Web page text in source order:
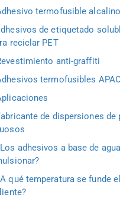
termofusible
de etiquetado
reciclar PET
anti-graffiti
termofusibles
de dispersiones de
adhesivos a base de
qué temperatura se funde